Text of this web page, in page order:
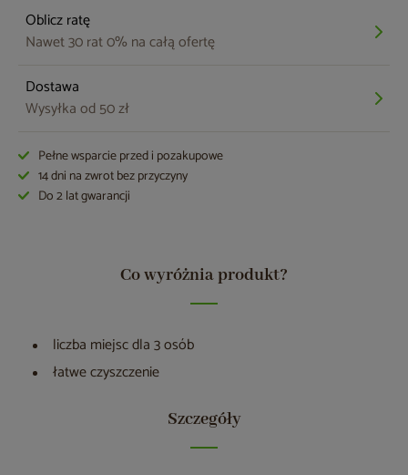
Oblicz ratę
Nawet 30 rat 0% na całą ofertę
Dostawa
Wysyłka od 50 zł
Pełne wsparcie przed i pozakupowe
14 dni na zwrot bez przyczyny
Do 2 lat gwarancji
Co wyróżnia produkt?
liczba miejsc dla 3 osób
łatwe czyszczenie
Szczegóły